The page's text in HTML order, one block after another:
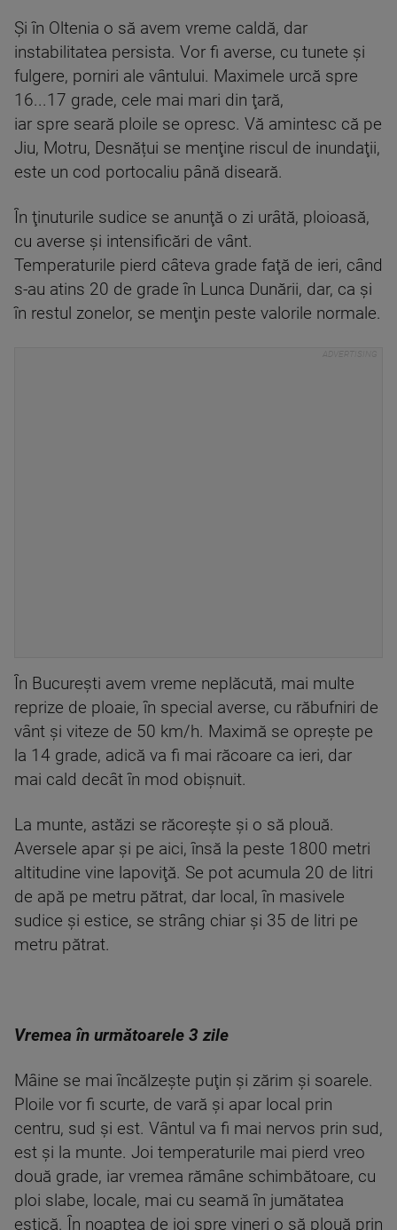
Şi în Oltenia o să avem vreme caldă, dar
instabilitatea persista. Vor fi averse, cu tunete şi
fulgere, porniri ale vântului. Maximele urcă spre
16...17 grade, cele mai mari din ţară,
iar spre seară ploile se opresc. Vă amintesc că pe
Jiu, Motru, Desnățui se menţine riscul de inundaţii,
este un cod portocaliu până diseară.
În ţinuturile sudice se anunţă o zi urâtă, ploioasă,
cu averse şi intensificări de vânt.
Temperaturile pierd câteva grade faţă de ieri, când
s-au atins 20 de grade în Lunca Dunării, dar, ca şi
în restul zonelor, se menţin peste valorile normale.
În Bucureşti avem vreme neplăcută, mai multe
reprize de ploaie, în special averse, cu răbufniri de
vânt şi viteze de 50 km/h. Maximă se opreşte pe
la 14 grade, adică va fi mai răcoare ca ieri, dar
mai cald decât în mod obişnuit.
La munte, astăzi se răcoreşte şi o să plouă.
Aversele apar şi pe aici, însă la peste 1800 metri
altitudine vine lapoviţă. Se pot acumula 20 de litri
de apă pe metru pătrat, dar local, în masivele
sudice şi estice, se strâng chiar şi 35 de litri pe
metru pătrat.
Vremea în următoarele 3 zile
Mâine se mai încălzeşte puţin şi zărim şi soarele.
Ploile vor fi scurte, de vară şi apar local prin
centru, sud şi est. Vântul va fi mai nervos prin sud,
est şi la munte. Joi temperaturile mai pierd vreo
două grade, iar vremea rămâne schimbătoare, cu
ploi slabe, locale, mai cu seamă în jumătatea
estică. În noaptea de joi spre vineri o să plouă prin